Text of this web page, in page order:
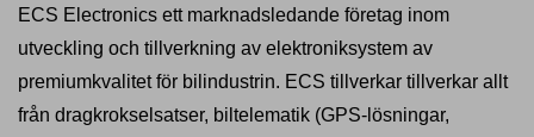
ECS Electronics ett marknadsledande företag inom
utveckling och tillverkning av elektroniksystem av
premiumkvalitet för bilindustrin. ECS tillverkar tillverkar allt
från dragkrokselsatser, biltelematik (GPS-lösningar,